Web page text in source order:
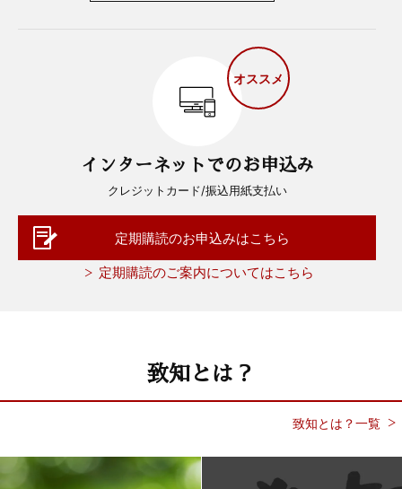
オススメ
インターネットでのお申込み
クレジットカード/振込用紙支払い
定期購読のお申込みはこちら
定期購読のご案内についてはこちら
致知とは？
致知とは？一覧